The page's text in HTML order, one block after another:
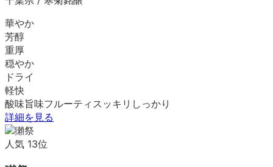
華やか
芳醇
重厚
穏やか
ドライ
軽快
酸味旨味フルーティ スッキリ しっかり
詳細を見る
人気 13位